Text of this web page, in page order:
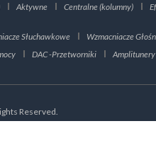
Aktywne Centralne (kolumny)
Słuchawkowe Wzmacniacze
DAC -Przetworniki Amplitunery
Reserved.